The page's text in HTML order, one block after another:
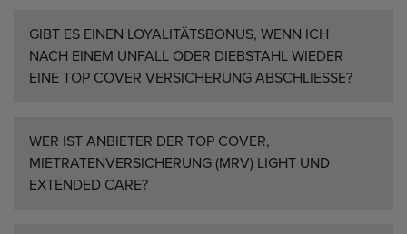
GIBT ES EINEN LOYALITÄTSBONUS, WENN ICH
NACH EINEM UNFALL ODER DIEBSTAHL WIEDER
EINE TOP COVER VERSICHERUNG ABSCHLIESSE?
WER IST ANBIETER DER TOP COVER,
MIETRATENVERSICHERUNG (MRV) LIGHT UND
EXTENDED CARE?